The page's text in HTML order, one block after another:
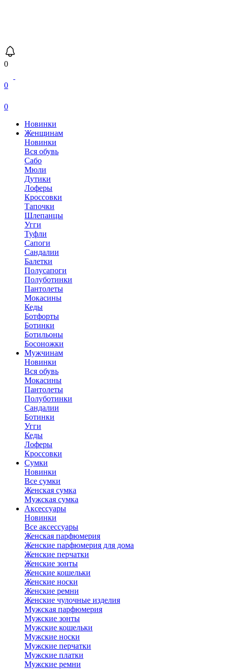
0
0
0
Новинки
Женщинам
Новинки
Вся обувь
Сабо
Мюли
Дутики
Лоферы
Кроссовки
Тапочки
Шлепанцы
Угги
Туфли
Сапоги
Сандалии
Балетки
Полусапоги
Полуботинки
Пантолеты
Мокасины
Кеды
Ботфорты
Ботинки
Ботильоны
Босоножки
Мужчинам
Новинки
Вся обувь
Мокасины
Пантолеты
Полуботинки
Сандалии
Ботинки
Угги
Кеды
Лоферы
Кроссовки
Сумки
Новинки
Все сумки
Женская сумка
Мужская сумка
Аксессуары
Новинки
Все аксессуары
Женская парфюмерия
Женские парфюмерия для дома
Женские перчатки
Женские зонты
Женские кошельки
Женские носки
Женские ремни
Женские чулочные изделия
Мужская парфюмерия
Мужские зонты
Мужские кошельки
Мужские носки
Мужские перчатки
Мужские платки
Мужские ремни